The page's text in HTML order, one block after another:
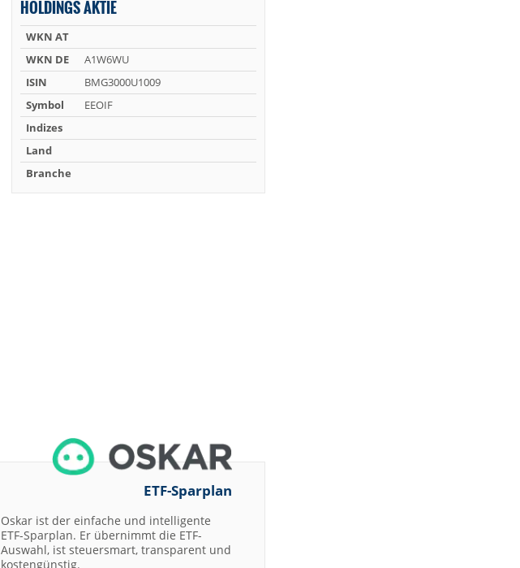
HOLDINGS AKTIE
WKN AT
WKN DE
A1W6WU
ISIN
BMG3000U1009
Symbol
EEOIF
Indizes
Land
Branche
ETF-Sparplan
Oskar ist der einfache und intelligente
ETF-Sparplan. Er übernimmt die ETF-
Auswahl, ist steuersmart, transparent und
kostengünstig.